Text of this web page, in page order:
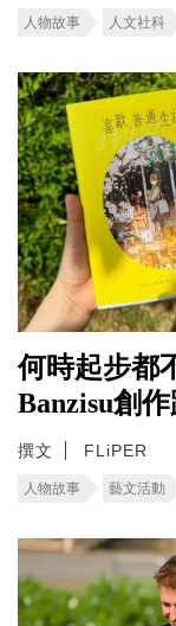
人物故事 人文社科
何時起步都
Banzisu創
撰文 FLiPER
人物故事 藝文活動